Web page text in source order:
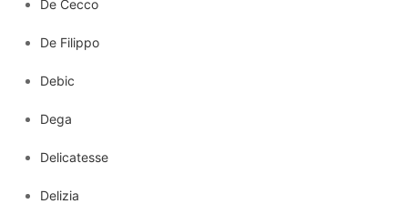
De Cecco
De Filippo
Debic
Dega
Delicatesse
Delizia